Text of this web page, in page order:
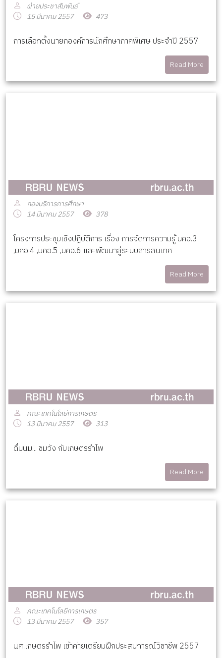
ฝ่ายประชาสัมพันธ์
15 มีนาคม 2557
473
การเลือกตั้งนายกองค์การนักศึกษาภาคพิเศษ ประจำปี 2557
Read More
กองบริการการศึกษา
14 มีนาคม 2557
378
โครงการประชุมเชิงปฎิบัติการ เรื่อง การจัดการความรู้ มคอ.3
,มคอ.4 ,มคอ.5 ,มคอ.6 และพัฒนาสู่ระบบสารสนเทศ
Read More
คณะเทคโนโลยีการเกษตร
13 มีนาคม 2557
313
ดื่มนม... ชมวัง กับเกษตรรำไพ
Read More
คณะเทคโนโลยีการเกษตร
13 มีนาคม 2557
357
นศ.เกษตรรำไพ เข้าค่ายเตรียมฝึกประสบการณ์วิชาชีพ 2557